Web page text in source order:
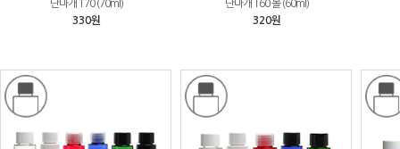
단마개 T70 (70ml)
330원
단마개 T60 볼 (60ml)
320원